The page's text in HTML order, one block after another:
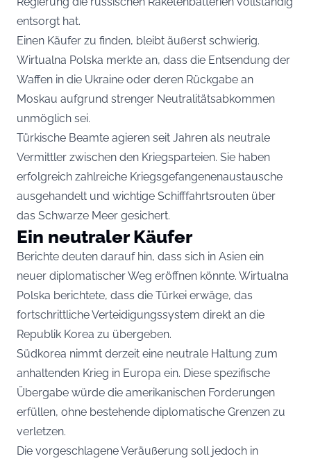
entsorgt hat.
Einen Käufer zu finden, bleibt äußerst schwierig.
Wirtualna Polska merkte an, dass die Entsendung der
Waffen in die Ukraine oder deren Rückgabe an
Moskau aufgrund strenger Neutralitätsabkommen
unmöglich sei.
Türkische Beamte agieren seit Jahren als neutrale
Vermittler zwischen den Kriegsparteien. Sie haben
erfolgreich zahlreiche Kriegsgefangenenaustausche
ausgehandelt und wichtige Schifffahrtsrouten über
das Schwarze Meer gesichert.
Ein neutraler Käufer
Berichte deuten darauf hin, dass sich in Asien ein
neuer diplomatischer Weg eröffnen könnte. Wirtualna
Polska berichtete, dass die Türkei erwäge, das
fortschrittliche Verteidigungssystem direkt an die
Republik Korea zu übergeben.
Südkorea nimmt derzeit eine neutrale Haltung zum
anhaltenden Krieg in Europa ein. Diese spezifische
Übergabe würde die amerikanischen Forderungen
erfüllen, ohne bestehende diplomatische Grenzen zu
verletzen.
Die vorgeschlagene Veräußerung soll jedoch in